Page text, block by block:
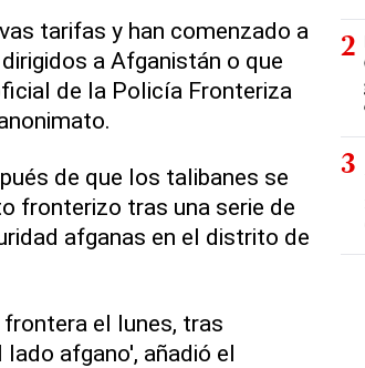
tarifas y han comenzado a
a Afganistán o que
de la Policía Fronteriza
de que los talibanes se
fronterizo tras una serie de
afganas en el distrito de
el lunes, tras
afgano', añadió el